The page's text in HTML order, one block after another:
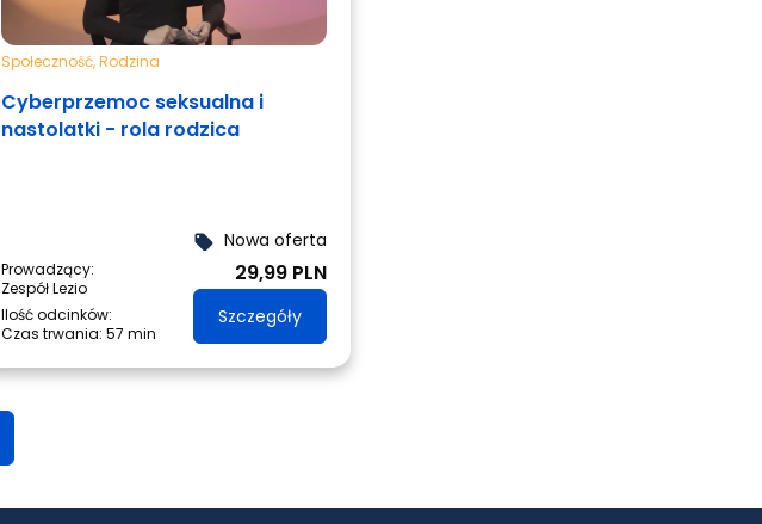
Społeczność,Rodzina
Cyberprzemoc seksualna i
nastolatki - rola rodzica
Prowadzący:
Zespół Lezio
Ilość odcinków:
Czas trwania: 57 min
local_offer Nowa oferta
29,99 PLN
Szczegóły